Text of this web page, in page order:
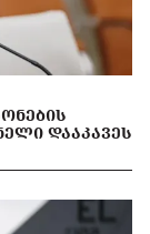
ᲓᲐᲐᲙᲐᲕᲔᲡ